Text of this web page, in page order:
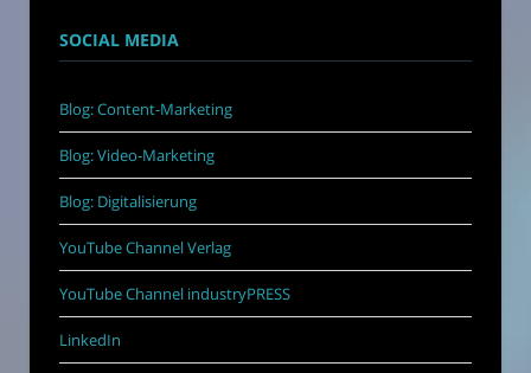
SOCIAL MEDIA
Blog: Content-Marketing
Blog: Video-Marketing
Blog: Digitalisierung
YouTube Channel Verlag
YouTube Channel industryPRESS
LinkedIn